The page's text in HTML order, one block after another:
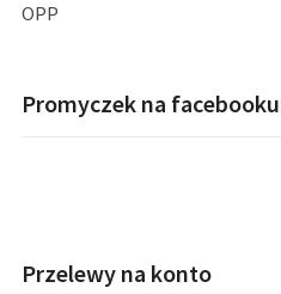
OPP
Promyczek na
Przelewy na konto